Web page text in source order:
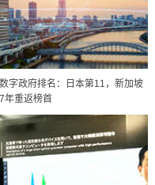
字政府排名：日本第11，新加坡
年重返榜首